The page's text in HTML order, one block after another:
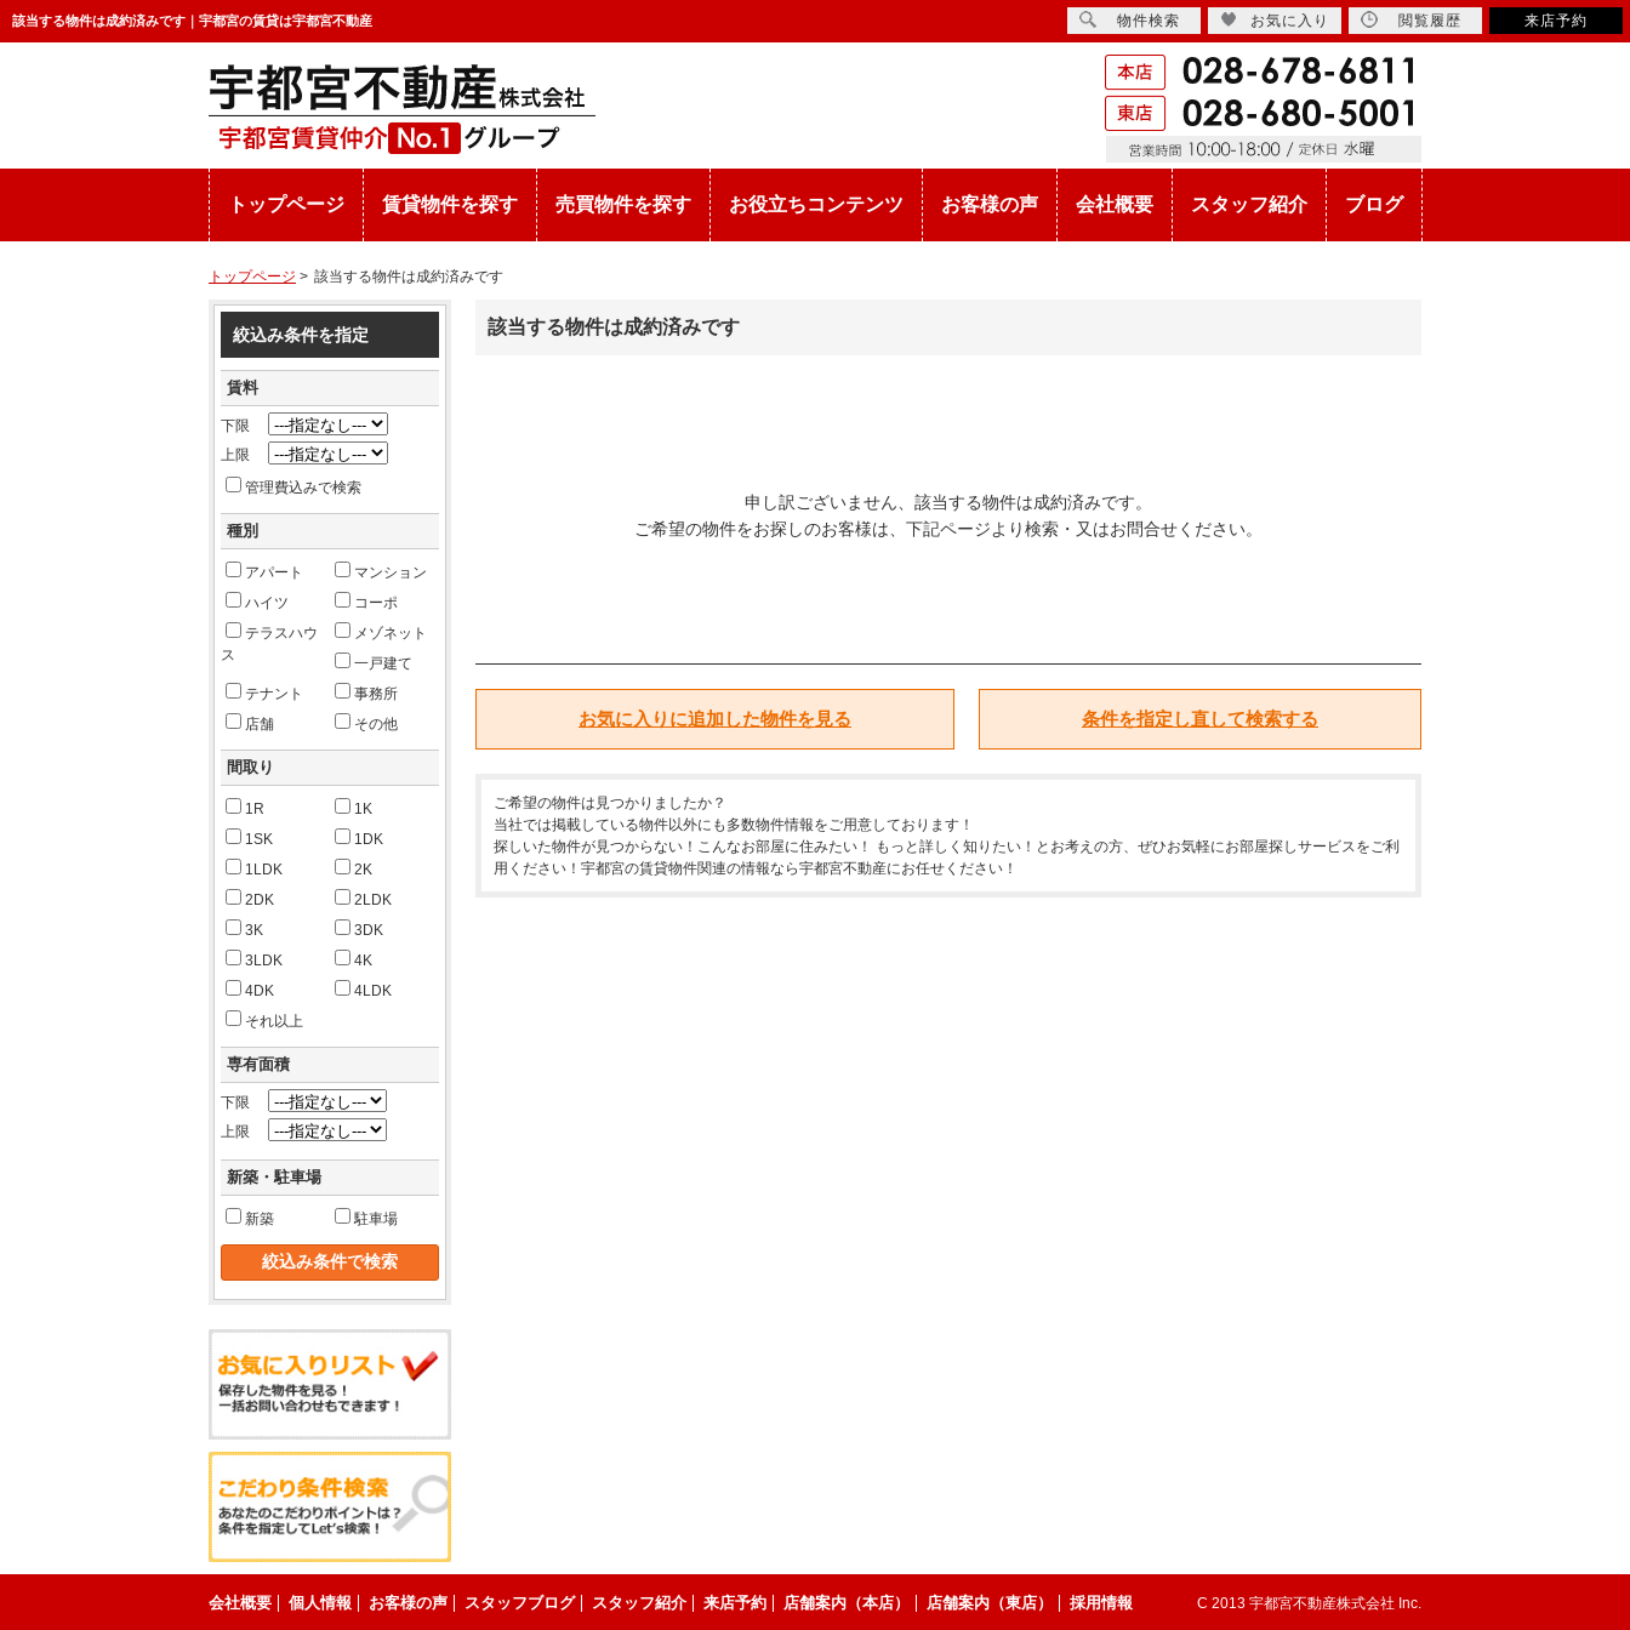
該当する物件は成約済みです｜宇都宮の賃貸は宇都宮不動産 物件検索 お気に入り 閲覧履歴 来店予約
トップページ 賃貸物件を探す 売買物件を探す お役立ちコンテンツ お客様の声 会社概要 スタッフ紹介 ブログ
トップページ > 該当する物件は成約済みです
該当する物件は成約済みです
申し訳ございません、該当する物件は成約済みです。
ご希望の物件をお探しのお客様は、下記ページより検索・又はお問合せください。
お気に入りに追加した物件を見る 条件を指定し直して検索する
ご希望の物件は見つかりましたか？
当社では掲載している物件以外にも多数物件情報をご用意しております！
探しいた物件が見つからない！こんなお部屋に住みたい！ もっと詳しく知りたい！とお考えの方、ぜひお気軽にお部屋探しサービスをご利
用ください！宇都宮の賃貸物件関連の情報なら宇都宮不動産にお任せください！
絞込み条件を指定
賃料
下限
上限
管理費込みで検索
種別
アパート
マンション
ハイツ
コーポ
テラスハウ
ス
メゾネット
一戸建て
テナント
事務所
店舗
その他
間取り
1R
1K
1SK
1DK
1LDK
2K
2DK
2LDK
3K
3DK
3LDK
4K
4DK
4LDK
それ以上
専有面積
下限
上限
新築・駐車場
新築 駐車場
会社概要 個人情報 お客様の声 スタッフブログ スタッフ紹介 来店予約 店舗案内（本店） 店舗案内（東店） 採用情報 C 2013 宇都宮不動産株式会社 Inc.